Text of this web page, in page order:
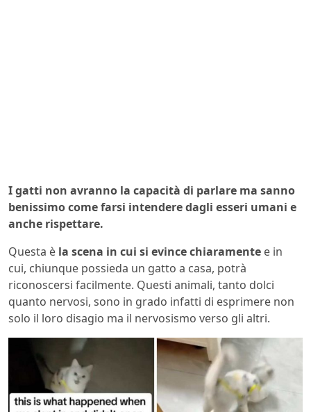
I gatti non avranno la capacità di parlare ma sanno
benissimo come farsi intendere dagli esseri umani e
anche rispettare.
Questa è la scena in cui si evince chiaramente e in
cui, chiunque possieda un gatto a casa, potrà
riconoscersi facilmente. Questi animali, tanto dolci
quanto nervosi, sono in grado infatti di esprimere non
solo il loro disagio ma il nervosismo verso gli altri.